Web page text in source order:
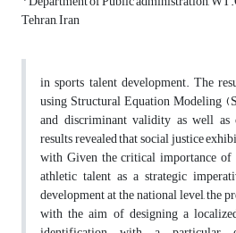
Tehran, Iran
in sports talent development. The
using Structural Equation Modeling
and discriminant validity as well
results revealed that social justice
with Given the critical importance
athletic talent as a strategic
development at the national level, the
with the aim of designing a